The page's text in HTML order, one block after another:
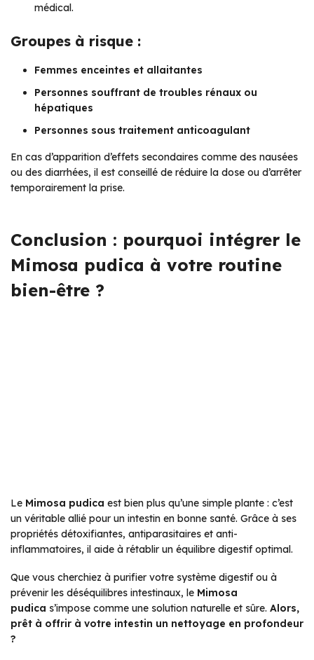
médical.
Groupes à risque :
Femmes enceintes et allaitantes
Personnes souffrant de troubles rénaux ou
hépatiques
Personnes sous traitement anticoagulant
En cas d’apparition d’effets secondaires comme des nausées
ou des diarrhées, il est conseillé de réduire la dose ou d’arrêter
temporairement la prise.
Conclusion : pourquoi intégrer le
Mimosa pudica à votre routine
bien-être ?
Le Mimosa pudica est bien plus qu’une simple plante : c’est
un véritable allié pour un intestin en bonne santé. Grâce à ses
propriétés détoxifiantes, antiparasitaires et anti-
inflammatoires, il aide à rétablir un équilibre digestif optimal.
Que vous cherchiez à purifier votre système digestif ou à
prévenir les déséquilibres intestinaux, le Mimosa
pudica s’impose comme une solution naturelle et sûre. Alors,
prêt à offrir à votre intestin un nettoyage en profondeur
?